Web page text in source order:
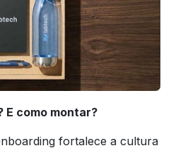
E como montar?
fortalece a cultura